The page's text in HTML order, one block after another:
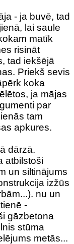
- ja buvē, tad
lai saule
matīk
risināt
tad iekšējā
Priekš sevis
koka
ja mājas
par
tam
apkures.
dārzā.
atbilstoši
un siltinājums
izžūs
nu un
-
gāzbetona
stūma
metās...